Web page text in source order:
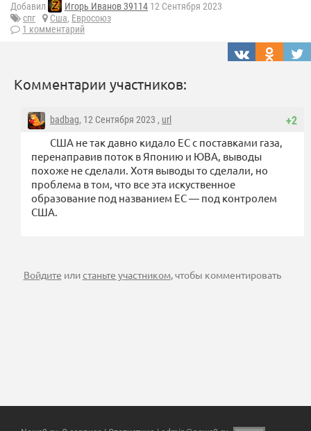
Добавил Игорь Иванов 39114 12 Сентября 2023
спг
Сша, Евросоюз
1 комментарий
Комментарии участников:
+2
badbag, 12 Сентября 2023 , url
США не так давно кидало ЕС с поставками газа,
перенаправив поток в Японию и ЮВА, выводы
похоже не сделали. Хотя выводы то сделали, но
проблема в том, что все эта искуственное
образование под названием ЕС — под контролем
США.
Войдите илистаньте участником, чтобы комментировать